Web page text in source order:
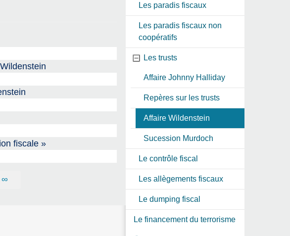
fiscale »
∞
Les paradis fiscaux
Les paradis fiscaux non
coopératifs
Les trusts
Affaire Johnny Halliday
Repères sur les trusts
Affaire Wildenstein ‎
Sucession Murdoch
Le contrôle fiscal
Les allègements fiscaux
Le dumping fiscal
Le financement du terrorisme